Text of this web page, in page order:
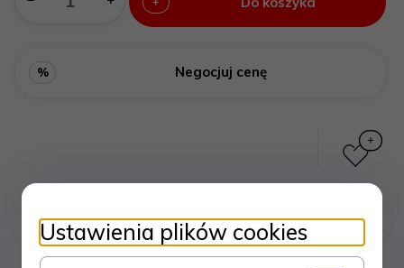
% Negocjuj cenę
Poprzedni produkt Następny produkt
Ustawienia plików cookies